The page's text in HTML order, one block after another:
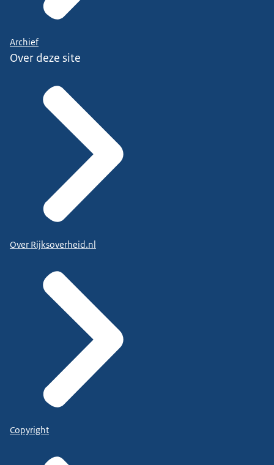
Archief
Over deze site
Over Rijksoverheid.nl
Copyright